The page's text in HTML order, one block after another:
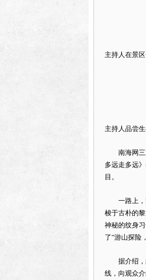
主持人在景
主持人品尝
南海网三亚
多远走多远
目。
一路上，
梭于古朴的
神秘的纹身
了“游山探险
据介绍，此
线，向观众